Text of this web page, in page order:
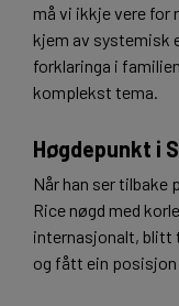
må vi ikkje vere for
kjem av systemisk
forklaringa i
komplekst tema.
Høgdepunkt i
Når han ser tilbake
Rice nøgd med
internasjonalt, blitt
og fått ein